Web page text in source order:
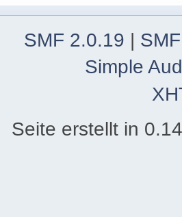
SMF 2.0.19 |
Simple
Seite erstellt in